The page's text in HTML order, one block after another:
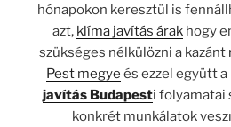
hónapokon keresztül is
azt, klíma javítás árak hogy
szükséges nélkülözni a kazánt
Pest megye és ezzel együtt
javítás Budapesti folyamatai
konkrét munkálatok